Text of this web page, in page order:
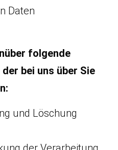
Daten
folgende
bei uns über Sie
und Löschung